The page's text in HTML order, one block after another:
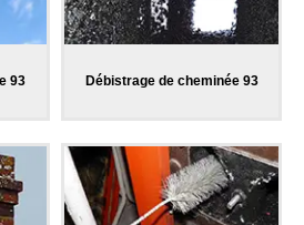
93 Débistrage de cheminée 93